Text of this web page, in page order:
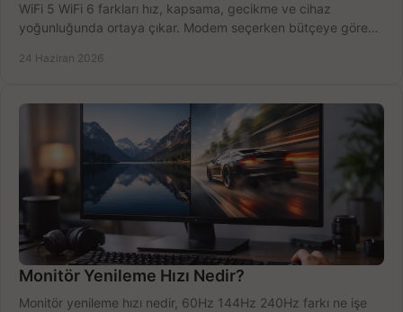
WiFi 5 WiFi 6 farkları hız, kapsama, gecikme ve cihaz
yoğunluğunda ortaya çıkar. Modem seçerken bütçeye göre
24 Haziran 2026
Monitör Yenileme Hızı Nedir?
Monitör yenileme hızı nedir, 60Hz 144Hz 240Hz farkı ne işe